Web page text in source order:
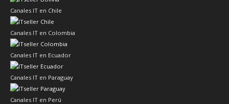
Canales IT en Chile
Canales IT en Colombia
Canales IT en Ecuador
Canales IT en Paraguay
Canales IT en Perú